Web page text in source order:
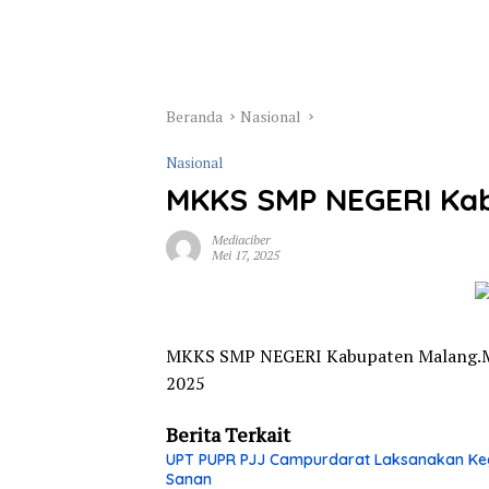
Beranda Nasional
Nasional
MKKS SMP NEGERI
Mediaciber
Mei 17, 2025
MKKS SMP NEGERI Kabupaten
2025
Berita Terkait
UPT PUPR PJJ Campurdarat Laksanakan
Sanan